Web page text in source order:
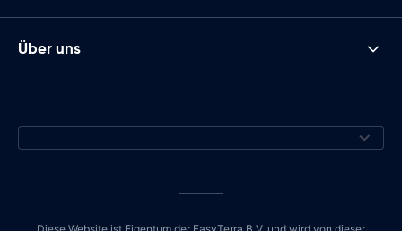
Über uns